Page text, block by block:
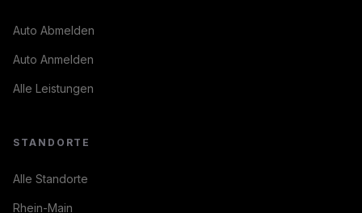
Auto Abmelden
Auto Anmelden
Alle Leistungen
STANDORTE
Alle Standorte
Rhein-Main